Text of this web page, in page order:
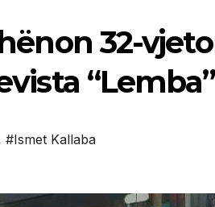
32-
“Lemba”
#Ismet Kallaba